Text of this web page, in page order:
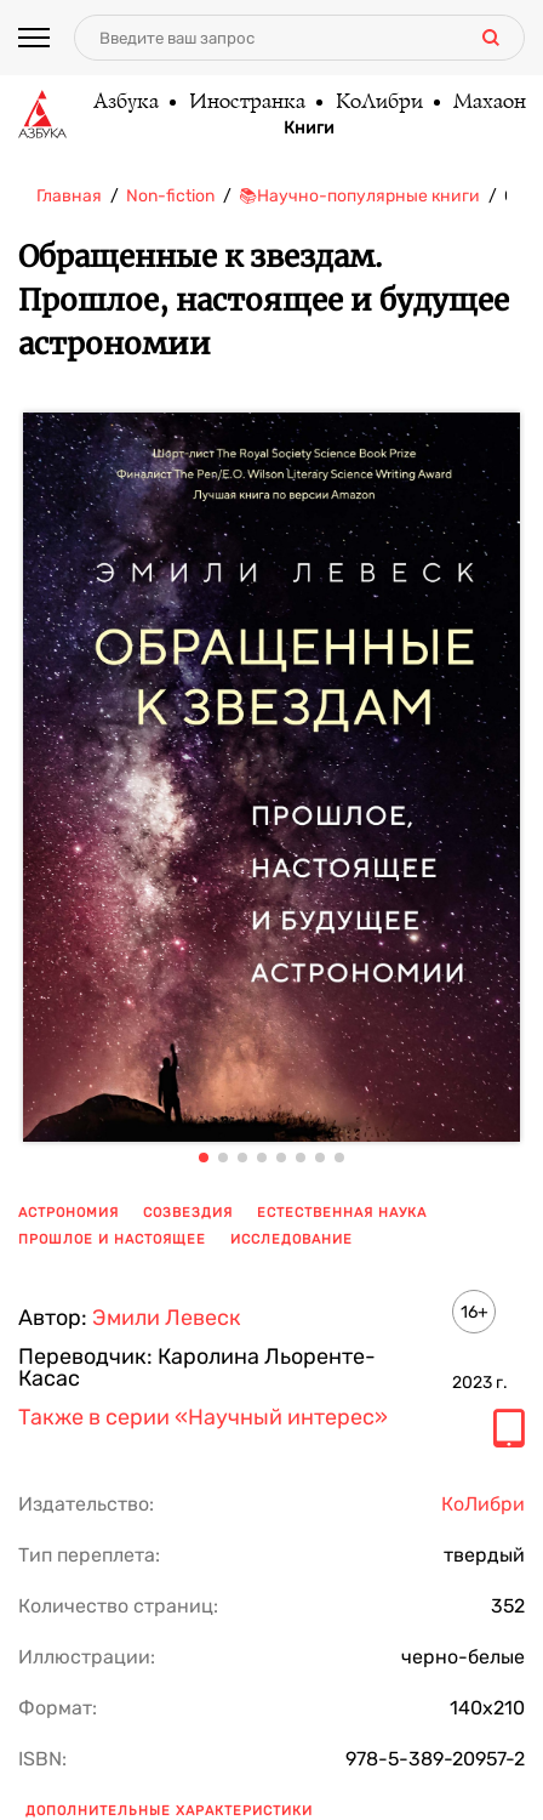
Азбука Иностранка КоЛибри Махаон
Книги
Главная Non-fiction 📚Научно-популярные книги
Обращенные к звездам.
Прошлое, настоящее и будущее
астрономии
АСТРОНОМИЯ СОЗВЕЗДИЯ
ЕСТЕСТВЕННАЯ НАУКА
ПРОШЛОЕ И НАСТОЯЩЕЕ
ИССЛЕДОВАНИЕ
Автор: Эмили Левеск
Переводчик: Каролина Льоренте-
Касас
16+
2023 г.
Также в серии «Научный интерес»
Издательство: КоЛибри
Тип переплета: твердый
Количество страниц: 352
Иллюстрации: черно-белые
Формат: 140х210
ISBN: 978-5-389-20957-2
ДОПОЛНИТЕЛЬНЫЕ ХАРАКТЕРИСТИКИ